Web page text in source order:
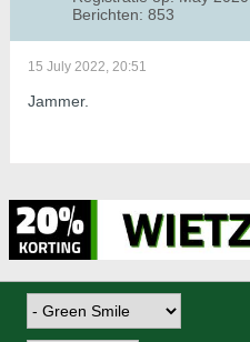
Berichten: 853
15 July 2022, 20:51
Jammer.